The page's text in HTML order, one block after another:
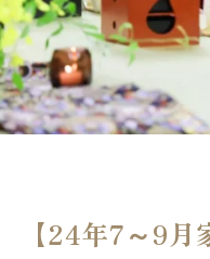
お申込み
【24年7～9